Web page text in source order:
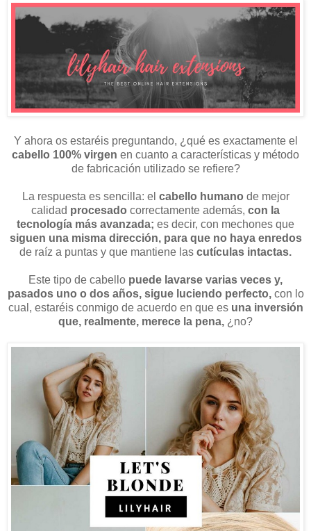
Y ahora os estaréis preguntando, ¿qué es exactamente el
cabello 100% virgen en cuanto a características y método
de fabricación utilizado se refiere?
La respuesta es sencilla: el cabello humano de mejor
calidad procesado correctamente además, con la
tecnología más avanzada; es decir, con mechones que
siguen una misma dirección, para que no haya enredos
de raíz a puntas y que mantiene las cutículas intactas.
Este tipo de cabello puede lavarse varias veces y,
pasados uno o dos años, sigue luciendo perfecto, con lo
cual, estaréis conmigo de acuerdo en que es una inversión
que, realmente, merece la pena, ¿no?